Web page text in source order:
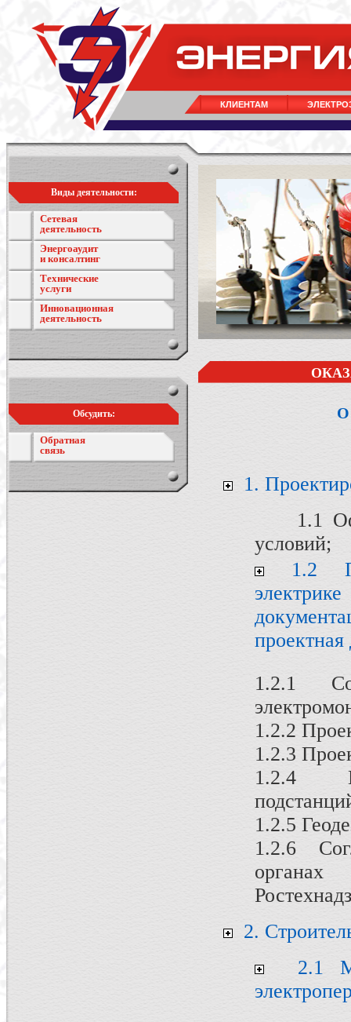
КЛИЕНТАМ
Виды деятельности:
Сетевая
деятельность
Энергоаудит
и консалтинг
Технические
услуги
Инновационная
деятельность
Обсудить:
Обратная
связь
О
1.
1.1
условий;
1.2
1.2.1
1.2.2
1.2.3
1.2.4
1.2.5
1.2.6
органах
2.
2.1